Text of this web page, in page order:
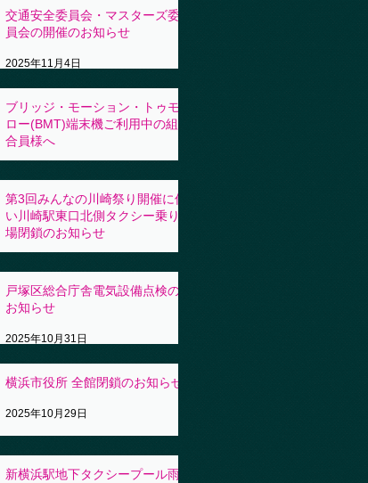
交通安全委員会・マスターズ委
員会の開催のお知らせ
2025年11月4日
ブリッジ・モーション・トゥモ
ロー(BMT)端末機ご利用中の組
合員様へ
第3回みんなの川崎祭り開催に伴
い川崎駅東口北側タクシー乗り
場閉鎖のお知らせ
戸塚区総合庁舎電気設備点検の
お知らせ
2025年10月31日
横浜市役所 全館閉鎖のお知らせ
2025年10月29日
新横浜駅地下タクシープール雨